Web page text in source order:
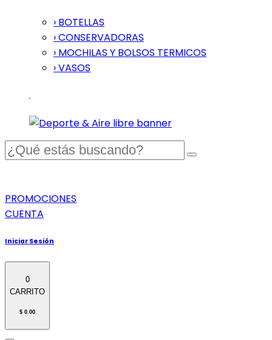
› BOTELLAS
› CONSERVADORAS
› MOCHILAS Y BOLSOS TERMICOS
› VASOS
PROMOCIONES
CUENTA
Iniciar Sesión
0
CARRITO
$ 0.00